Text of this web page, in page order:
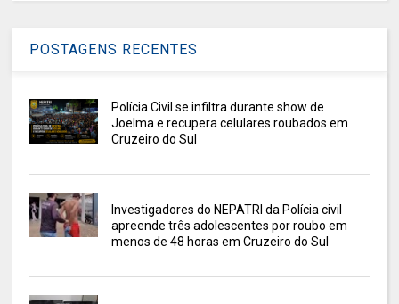
POSTAGENS RECENTES
Polícia Civil se infiltra durante show de
Joelma e recupera celulares roubados em
Cruzeiro do Sul
Investigadores do NEPATRI da Polícia civil
apreende três adolescentes por roubo em
menos de 48 horas em Cruzeiro do Sul